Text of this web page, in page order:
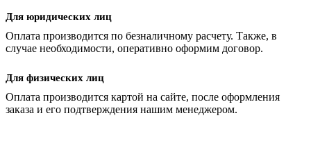
Для юридических лиц
Оплата производится по безналичному расчету. Также, в
случае необходимости, оперативно оформим договор.
Для физических лиц
Оплата производится картой на сайте, после оформления
заказа и его подтверждения нашим менеджером.